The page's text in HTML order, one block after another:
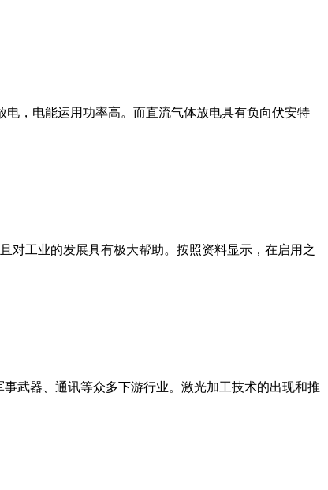
，电能运用功率高。而直流气体放电具有负向伏安特
对工业的发展具有极大帮助。按照资料显示，在启用之
武器、通讯等众多下游行业。激光加工技术的出现和推